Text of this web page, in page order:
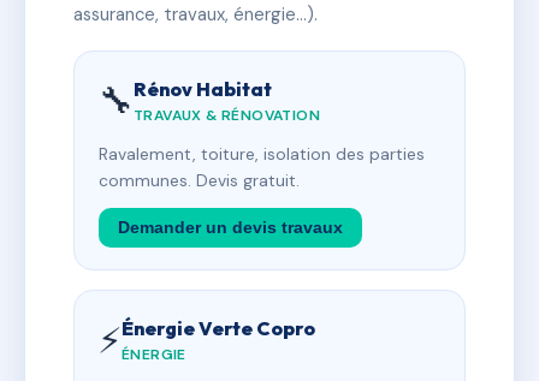
assurance, travaux, énergie…).
🔧 Rénov Habitat
TRAVAUX & RÉNOVATION
Ravalement, toiture, isolation des parties
communes. Devis gratuit.
Demander un devis travaux
⚡Énergie Verte Copro
ÉNERGIE